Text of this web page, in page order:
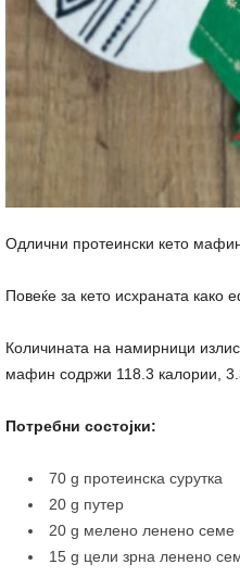
Одлични протеински кето
Повеќе за кето исхраната како
Количината на намирници
мафин содржи 118.3 калории,
Потребни состојки:
70 g протеинска сурутка
20 g путер
20 g мелено ленено семе
15 g цели зрна ленено